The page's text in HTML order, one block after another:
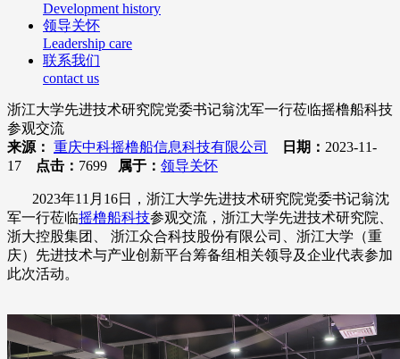
Development history
领导关怀
Leadership care
联系我们
contact us
浙江大学先进技术研究院党委书记翁沈军一行莅临摇橹船科技
参观交流
来源： 重庆中科摇橹船信息科技有限公司 日期： 2023-11-
17
点击： 7699 属于： 领导关怀
2023年11月16日，浙江大学先进技术研究院党委书记翁沈
军一行莅临摇橹船科技参观交流，浙江大学先进技术研究院、
浙大控股集团、 浙江众合科技股份有限公司、浙江大学（重
庆）先进技术与产业创新平台筹备组相关领导及企业代表参加
此次活动。